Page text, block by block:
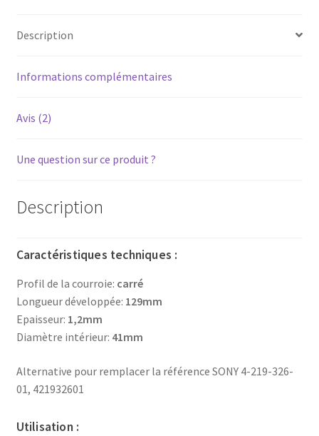
1,2mm
129mm)
Description
Informations complémentaires
Avis (2)
Une question sur ce produit ?
Description
Caractéristiques techniques :
Profil de la courroie: carré
Longueur développée: 129mm
Epaisseur: 1,2mm
Diamètre intérieur: 41mm
Alternative pour remplacer la référence SONY 4-219-326-
01, 421932601
Utilisation :